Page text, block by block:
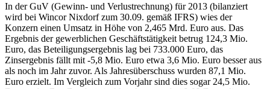
In der GuV (Gewinn- und Verlustrechnung) für 2013 (bilanziert
wird bei Wincor Nixdorf zum 30.09. gemäß IFRS) wies der
Konzern einen Umsatz in Höhe von 2,465 Mrd. Euro aus. Das
Ergebnis der gewerblichen Geschäftstätigkeit betrug 124,3 Mio.
Euro, das Beteiligungsergebnis lag bei 733.000 Euro, das
Zinsergebnis fällt mit -5,8 Mio. Euro etwa 3,6 Mio. Euro besser aus
als noch im Jahr zuvor. Als Jahresüberschuss wurden 87,1 Mio.
Euro erzielt. Im Vergleich zum Vorjahr sind dies sogar 24,5 Mio.